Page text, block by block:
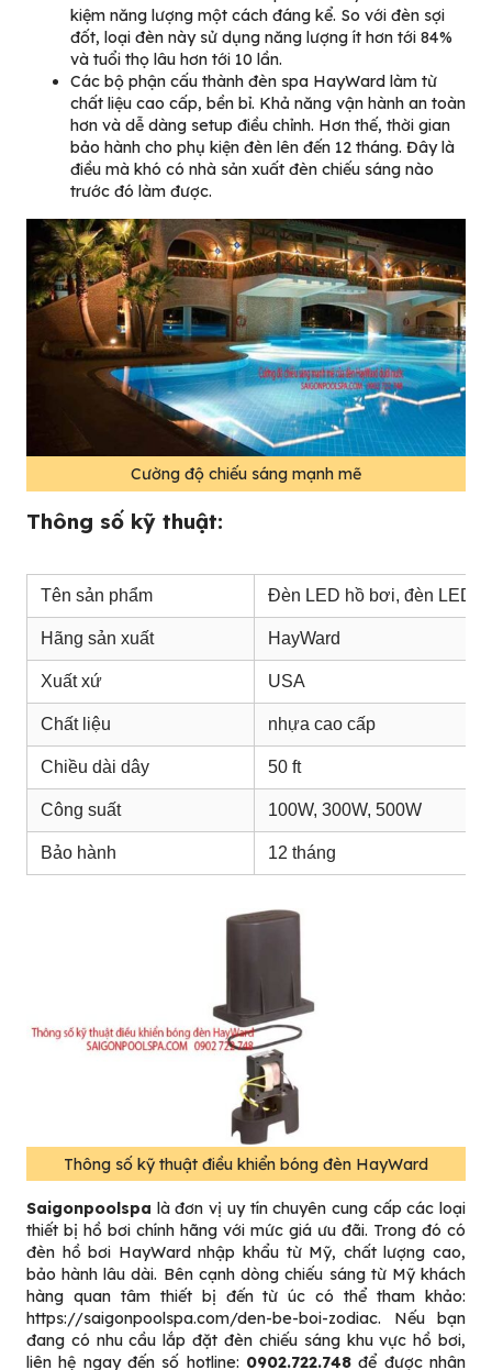
kiệm năng lượng một cách đáng kể. So với đèn sợi
đốt, loại đèn này sử dụng năng lượng ít hơn tới 84%
và tuổi thọ lâu hơn tới 10 lần.
Các bộ phận cấu thành đèn spa HayWard làm từ
chất liệu cao cấp, bền bỉ. Khả năng vận hành an toàn
hơn và dễ dàng setup điều chỉnh. Hơn thế, thời gian
bảo hành cho phụ kiện đèn lên đến 12 tháng. Đây là
điều mà khó có nhà sản xuất đèn chiếu sáng nào
trước đó làm được.
Cường độ chiếu sáng mạnh mẽ
Thông số kỹ thuật:
Tên sản phẩm Đèn LED hồ bơi, đèn LED
Hãng sản xuất HayWard
Xuất xứ USA
Chất liệu nhựa cao cấp
Chiều dài dây 50 ft
Công suất 100W, 300W, 500W
Bảo hành 12 tháng
Thông số kỹ thuật điều khiển bóng đèn HayWard
Saigonpoolspa là đơn vị uy tín chuyên cung cấp các loại
thiết bị hồ bơi chính hãng với mức giá ưu đãi. Trong đó có
đèn hồ bơi HayWardnhập khẩu từ Mỹ, chất lượng cao,
bảo hành lâu dài. Bên cạnh dòng chiếu sáng từ Mỹ khách
hàng quan tâm thiết bị đến từ úc có thể tham khảo:
https://saigonpoolspa.com/den-be-boi-zodiac. Nếu bạn
đang có nhu cầu lắp đặt đèn chiếu sáng khu vực hồ bơi,
liên hệ ngay đến số hotline: 0902.722.748 để được nhân